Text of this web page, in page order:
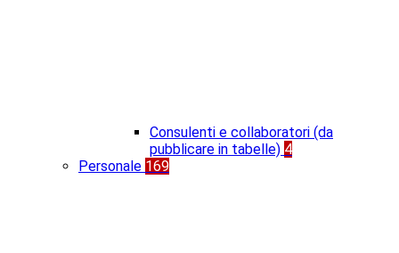
Consulenti e collaboratori (da
pubblicare in tabelle) 4
Personale 169